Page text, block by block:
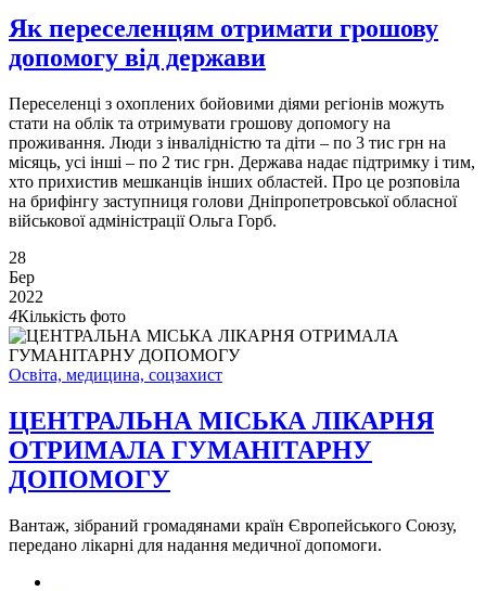
Як переселенцям отримати грошову
допомогу від держави
Переселенці з охоплених бойовими діями регіонів можуть
стати на облік та отримувати грошову допомогу на
проживання. Люди з інвалідністю та діти – по 3 тис грн на
місяць, усі інші – по 2 тис грн. Держава надає підтримку і тим,
хто прихистив мешканців інших областей. Про це розповіла
на брифінгу заступниця голови Дніпропетровської обласної
військової адміністрації Ольга Горб.
28
Бер
2022
4Кількість фото
Освіта, медицина, соцзахист
ЦЕНТРАЛЬНА МІСЬКА ЛІКАРНЯ
ОТРИМАЛА ГУМАНІТАРНУ
ДОПОМОГУ
Вантаж, зібраний громадянами країн Європейського Союзу,
передано лікарні для надання медичної допомоги.